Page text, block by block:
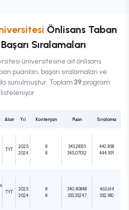
ÖnlisansTaban
Sıralamaları
üniversitesine aitönlisans
puanları, başarı sıralamaları ve
sunulmuştur. Toplam 39 program
listeleniyor
Alan Yıl Kontenjan Puan Sıralama
TYT
2025
2024
8
8
343,28313
345,07012
442.858
444.591
TYT
2025
2024
8
8
340,40848
333,35247
463.614
532.180